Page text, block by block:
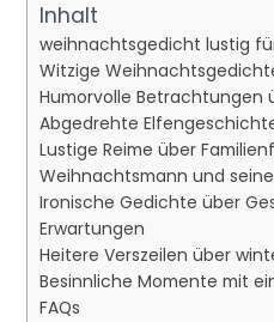
Inhalt
weihnachtsgedicht lustig
Witzige
Humorvolle Betrachtungen
Abgedrehte
Lustige Reime über
Weihnachtsmann und
Ironische Gedichte über
Erwartungen
Heitere Verszeilen über
Besinnliche Momente mit
FAQs